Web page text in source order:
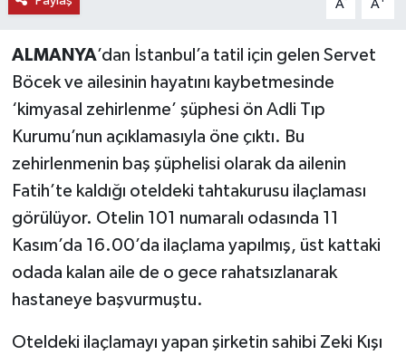
A A
ALMANYA’dan İstanbul’a tatil için gelen Servet
Böcek ve ailesinin hayatını kaybetmesinde
‘kimyasal zehirlenme’ şüphesi ön Adli Tıp
Kurumu’nun açıklamasıyla öne çıktı. Bu
zehirlenmenin baş şüphelisi olarak da ailenin
Fatih’te kaldığı oteldeki tahtakurusu ilaçlaması
görülüyor. Otelin 101 numaralı odasında 11
Kasım’da 16.00’da ilaçlama yapılmış, üst kattaki
odada kalan aile de o gece rahatsızlanarak
hastaneye başvurmuştu.
Oteldeki ilaçlamayı yapan şirketin sahibi Zeki Kışı
YAŞAM